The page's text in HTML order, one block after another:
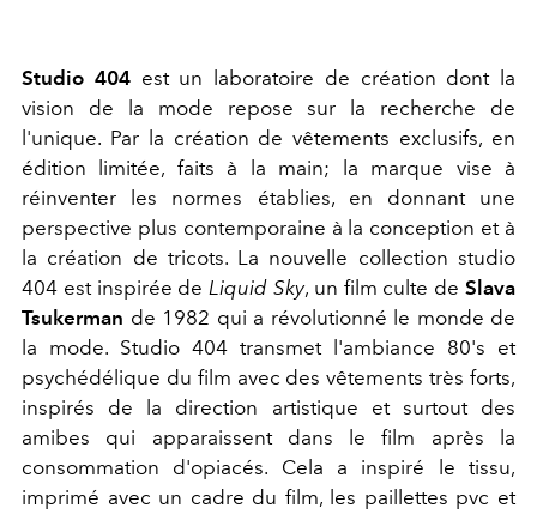
Studio 404 est un laboratoire de création dont la
vision de la mode repose sur la recherche de
l'unique. Par la création de vêtements exclusifs, en
édition limitée, faits à la main; la marque vise à
réinventer les normes établies, en donnant une
perspective plus contemporaine à la conception et à
la création de tricots. La nouvelle collection studio
404 est inspirée deLiquid Sky, un film culte deSlava
Tsukerman de 1982 qui a révolutionné le monde de
la mode. Studio 404 transmet l'ambiance 80's et
psychédélique du film avec des vêtements très forts,
inspirés de la direction artistique et surtout des
amibes qui apparaissent dans le film après la
consommation d'opiacés. Cela a inspiré le tissu,
imprimé avec un cadre du film, les paillettes pvc et